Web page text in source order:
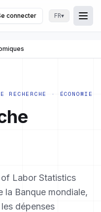
connecter FR▾
RECHERCHE · ÉCONOMIE
of Labor Statistics
la Banque mondiale,
dépenses